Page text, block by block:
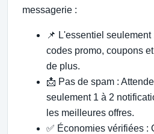
messagerie :
📌 L'essentiel
codes promo, coupons
de plus.
📩 Pas de spam :
seulement 1 à 2
les meilleures offres.
✅ Économies vérifiées :